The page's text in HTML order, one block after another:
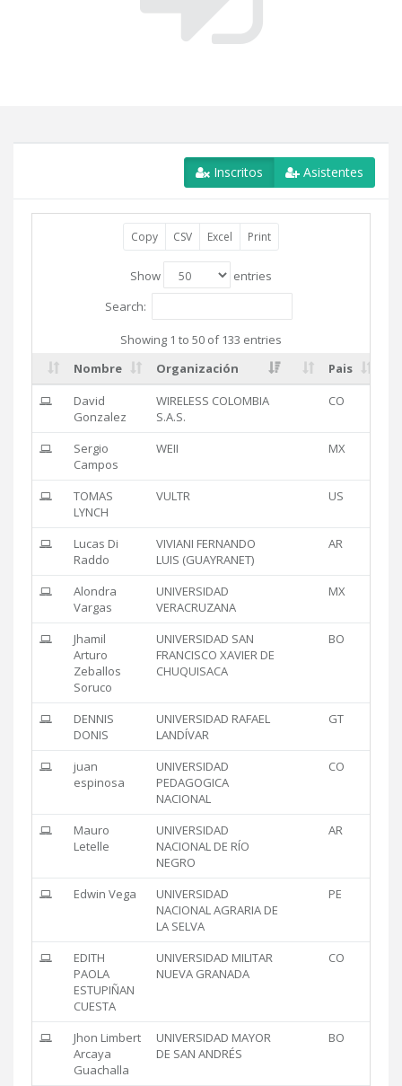
Inscritos Asistentes
Copy CSV Excel Print
Show
entries
Search:
Showing 1 to 50 of 133 entries
Nombre
Organización
Pais
David
Gonzalez
WIRELESS COLOMBIA
S.A.S.
CO
Sergio
Campos
WEII MX
TOMAS
LYNCH
VULTR US
Lucas Di
Raddo
VIVIANI FERNANDO
LUIS (GUAYRANET)
AR
Alondra
Vargas
UNIVERSIDAD
VERACRUZANA
MX
Jhamil
Arturo
Zeballos
Soruco
UNIVERSIDAD SAN
FRANCISCO XAVIER DE
CHUQUISACA
BO
DENNIS
DONIS
UNIVERSIDAD RAFAEL
LANDÍVAR
GT
juan
espinosa
UNIVERSIDAD
PEDAGOGICA
NACIONAL
CO
Mauro
Letelle
UNIVERSIDAD
NACIONAL DE RÍO
NEGRO
AR
Edwin Vega
UNIVERSIDAD
NACIONAL AGRARIA DE
LA SELVA
PE
EDITH
PAOLA
ESTUPIÑAN
CUESTA
UNIVERSIDAD MILITAR
NUEVA GRANADA
CO
Jhon Limbert
Arcaya
Guachalla
UNIVERSIDAD MAYOR
DE SAN ANDRÉS
BO